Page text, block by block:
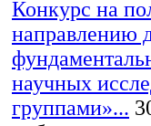
Конкурс на
направлению
научных
группами»...